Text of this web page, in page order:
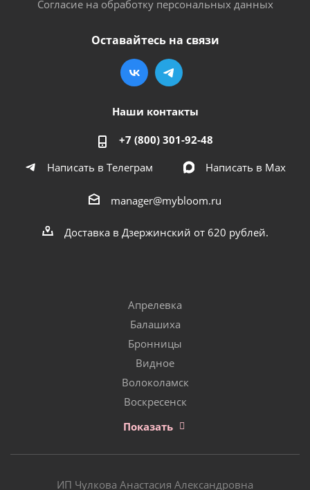
Согласие на обработку персональных данных
Оставайтесь на связи
Наши контакты
+7 (800) 301-92-48
Написать в Телеграм
Написать в Мах
manager@mybloom.ru
Доставка в Дзержинский от 620 рублей.
Апрелевка
Балашиха
Бронницы
Видное
Волоколамск
Воскресенск
Показать
ИП Чулкова Анастасия Александровна